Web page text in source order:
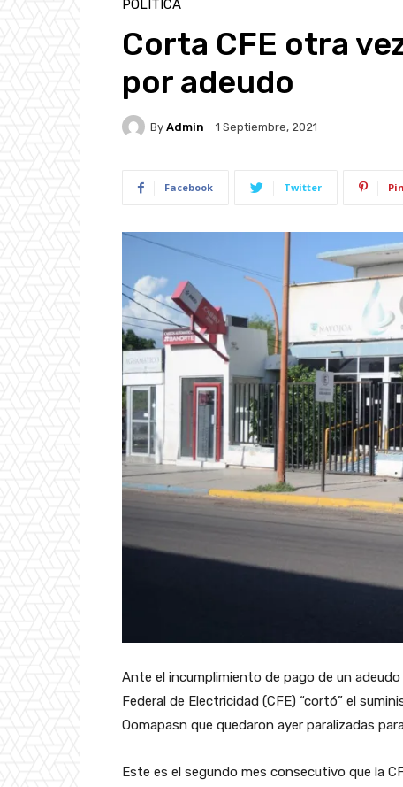
POLÍTICA
Corta CFE otra
por adeudo
By Admin 1 Septiembre, 2021
Facebook Twitter
Ante el incumplimiento de pago de un
Federal de Electricidad (CFE) “cortó” el
Oomapasn que quedaron ayer paralizadas
Este es el segundo mes consecutivo que la